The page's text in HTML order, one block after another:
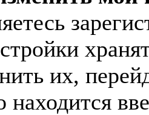
их,
находится